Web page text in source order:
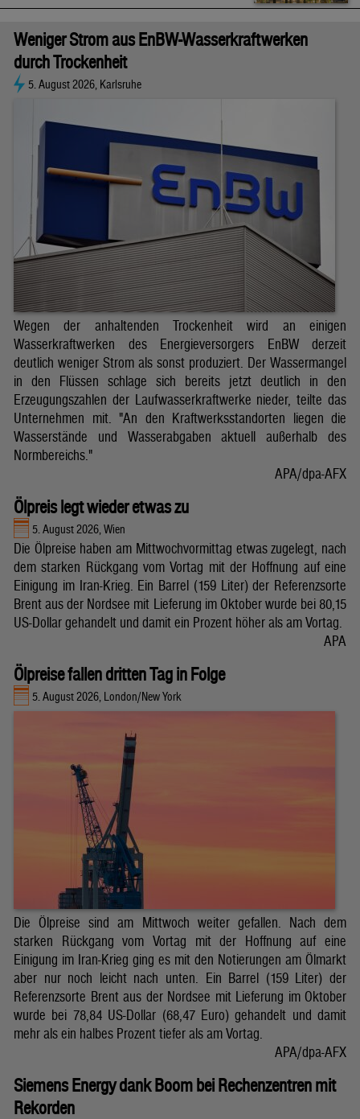
Weniger Strom aus EnBW-Wasserkraftwerken
durch Trockenheit
5. August 2026, Karlsruhe
Wegen der anhaltenden Trockenheit wird an einigen
Wasserkraftwerken des Energieversorgers EnBW derzeit
deutlich weniger Strom als sonst produziert. Der Wassermangel
in den Flüssen schlage sich bereits jetzt deutlich in den
Erzeugungszahlen der Laufwasserkraftwerke nieder, teilte das
Unternehmen mit. "An den Kraftwerksstandorten liegen die
Wasserstände und Wasserabgaben aktuell außerhalb des
Normbereichs."
APA/dpa-AFX
Ölpreis legt wieder etwas zu
5. August 2026, Wien
Die Ölpreise haben am Mittwochvormittag etwas zugelegt, nach
dem starken Rückgang vom Vortag mit der Hoffnung auf eine
Einigung im Iran-Krieg. Ein Barrel (159 Liter) der Referenzsorte
Brent aus der Nordsee mit Lieferung im Oktober wurde bei 80,15
US-Dollar gehandelt und damit ein Prozent höher als am Vortag.
APA
Ölpreise fallen dritten Tag in Folge
5. August 2026, London/New York
Die Ölpreise sind am Mittwoch weiter gefallen. Nach dem
starken Rückgang vom Vortag mit der Hoffnung auf eine
Einigung im Iran-Krieg ging es mit den Notierungen am Ölmarkt
aber nur noch leicht nach unten. Ein Barrel (159 Liter) der
Referenzsorte Brent aus der Nordsee mit Lieferung im Oktober
wurde bei 78,84 US-Dollar (68,47 Euro) gehandelt und damit
mehr als ein halbes Prozent tiefer als am Vortag.
APA/dpa-AFX
Siemens Energy dank Boom bei Rechenzentren mit
Rekorden